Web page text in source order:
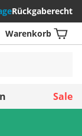
Rückgaberecht
Warenkorb
Sale